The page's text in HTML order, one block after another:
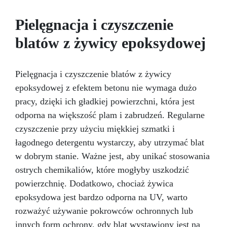
uszkodzeń. Główne zastosowania: Jubilerstwo i
miniatury: precyzyjne detale, takie jak
zawieszki, pierścionki i ozdoby. Mydła i
mydeł i produktów kosmetycznych. Obszary
zastosowań: Rękodzieło i modelarstwo
Przemysł kosmetyczny i produkcja mydeł
stałych Dane techniczne: Czas pracy: 30–40
minut Czas utwardzania: 3–5 godzin
Kompatybilny z żywicą epoksydową,
poliuretanem, woskiem, gipsem i lekkimi
materiałami Pure Mold 10 to idealny wybór do
tworzenia unikatowych i profesjonalnych
projektów. Tabela zastosowań Branża
Zastosowania Twardość Shore A Linia
produktów Rękodzieło i modelarstwo
Jubilerstwo, miniatury, mydła i kosmetyki stałe
10–20 Pure Mold Sztuka i rzeźba Rzeźby,
artystyczne odlewy 20–30 Pure Mold
Pielęgnacja i czyszczenie
blatów z żywicy epoksydowej
Pielęgnacja i czyszczenie blatów z żywicy
epoksydowej z efektem betonu nie wymaga dużo
pracy, dzięki ich gładkiej powierzchni, która jest
odporna na większość plam i zabrudzeń. Regularne
czyszczenie przy użyciu miękkiej szmatki i
łagodnego detergentu wystarczy, aby utrzymać blat
w dobrym stanie. Ważne jest, aby unikać stosowania
ostrych chemikaliów, które mogłyby uszkodzić
powierzchnię. Dodatkowo, chociaż żywica
epoksydowa jest bardzo odporna na UV, warto
rozważyć używanie pokrowców ochronnych lub
innych form ochrony, gdy blat wystawiony jest na